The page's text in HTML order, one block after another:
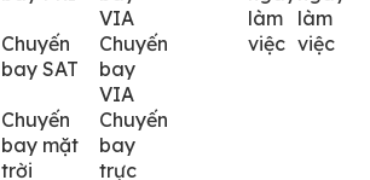
VIA
làm
việc
làm
việc
Chuyến
bay SAT
Chuyến
bay
VIA
Chuyến
bay mặt
trời
Chuyến
bay
trực